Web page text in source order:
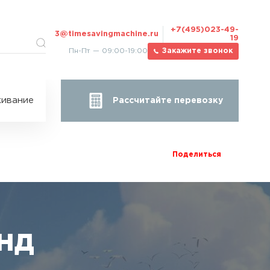
3@timesavingmachine.ru
+7(495)023-49-
19
Пн-Пт — 09:00-19:00
Закажите звонок
Рассчитайте перевозку
Поделиться